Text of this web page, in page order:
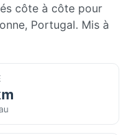
côte à côte pour
Portugal. Mis à